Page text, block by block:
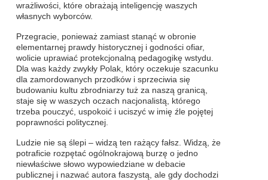
wrażliwości, które obrażają inteligencję waszych
własnych wyborców.
Przegracie, ponieważ zamiast stanąć w obronie
elementarnej prawdy historycznej i godności ofiar,
wolicie uprawiać protekcjonalną pedagogikę wstydu.
Dla was każdy zwykły Polak, który oczekuje szacunku
dla zamordowanych przodków i sprzeciwia się
budowaniu kultu zbrodniarzy tuż za naszą granicą,
staje się w waszych oczach nacjonalistą, którego
trzeba pouczyć, uspokoić i uciszyć w imię źle pojętej
poprawności politycznej.
Ludzie nie są ślepi – widzą ten rażący fałsz. Widzą, że
potraficie rozpętać ogólnokrajową burzę o jedno
niewłaściwe słowo wypowiedziane w debacie
publicznej i nazwać autora faszystą, ale gdy dochodzi